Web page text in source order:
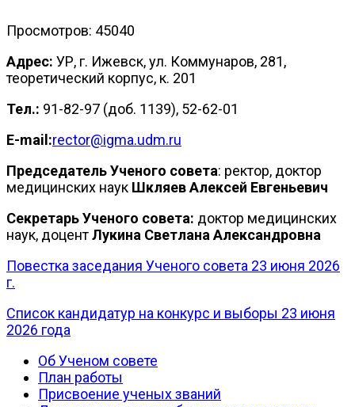
Просмотров: 45040
Адрес: УР, г. Ижевск, ул. Коммунаров, 281,
теоретический корпус, к. 201
Тел.: 91-82-97 (доб. 1139), 52-62-01
E-mail:rector@igma.udm.ru
Председатель Ученого cовета: ректор, доктор
медицинских наук Шкляев Алексей Евгеньевич
Секретарь Ученого cовета: доктор медицинских
наук, доцентЛукина Светлана Александровна
Повестка заседания Ученого совета 23 июня 2026
г.
Список кандидатур на конкурс и выборы 23 июня
2026 года
Об Ученом cовете
План работы
Присвоение ученых званий